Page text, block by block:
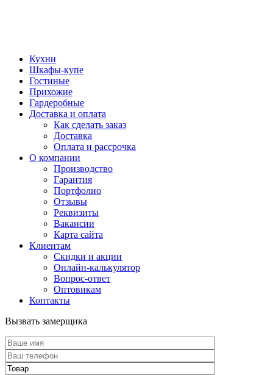
Кухни
Шкафы-купе
Гостиные
Прихожие
Гардеробные
Доставка и оплата
Как сделать заказ
Доставка
Оплата и рассрочка
О компании
Производство
Гарантия
Портфолио
Отзывы
Реквизиты
Вакансии
Карта сайта
Клиентам
Скидки и акции
Онлайн-калькулятор
Вопрос-ответ
Оптовикам
Контакты
Вызвать замерщика